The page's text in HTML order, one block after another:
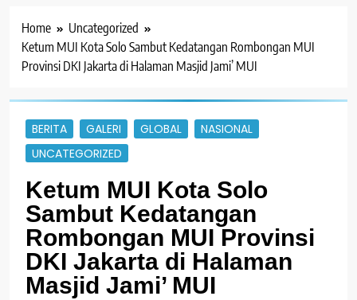
Home
Uncategorized
Ketum MUI Kota Solo Sambut Kedatangan Rombongan MUI
Provinsi DKI Jakarta di Halaman Masjid Jami’ MUI
BERITA GALERI GLOBAL
NASIONAL
UNCATEGORIZED
Ketum MUI Kota Solo
Sambut Kedatangan
Rombongan MUI Provinsi
DKI Jakarta di Halaman
Masjid Jami’ MUI